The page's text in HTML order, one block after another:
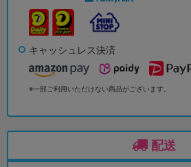
キャッシュレス決済
※一部ご利用いただけない商品がございます。
配送